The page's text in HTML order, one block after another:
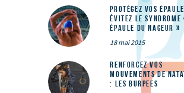
Protégez vos
évitez le syndrome
épaule du nageur »
18 mai 2015
Renforcez vos
mouvements de
: les Burpees